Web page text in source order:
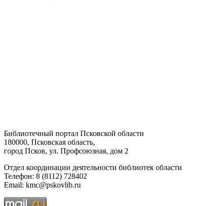
Библиотечный портал Псковской области
180000, Псковская область,
город Псков, ул. Профсоюзная, дом 2
Отдел координации деятельности библиотек области
Телефон: 8 (8112) 728402
Email: kmc@pskovlib.ru